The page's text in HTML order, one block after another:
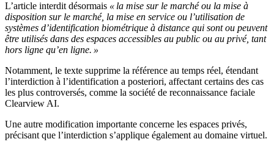
L’article interdit désormais « la mise sur le marché ou la mise à
disposition sur le marché, la mise en service ou l’utilisation de
systèmes d’identification biométrique à distance qui sont ou peuvent
être utilisés dans des espaces accessibles au public ou au privé, tant
hors ligne qu’en ligne. »
Notamment, le texte supprime la référence au temps réel, étendant
l’interdiction à l’identification a posteriori, affectant certains des cas
les plus controversés, comme la société de reconnaissance faciale
Clearview AI.
Une autre modification importante concerne les espaces privés,
précisant que l’interdiction s’applique également au domaine virtuel.